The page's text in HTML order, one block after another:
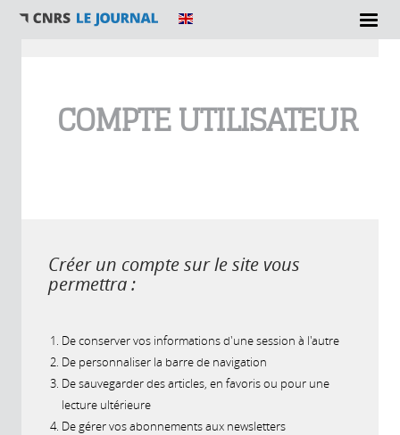
COMPTE UTILISATEUR
Créer un compte sur le site vous
permettra :
De conserver vos informations d'une session à l'autre
De personnaliser la barre de navigation
De sauvegarder des articles, en favoris ou pour une
lecture ultérieure
De gérer vos abonnements aux newsletters